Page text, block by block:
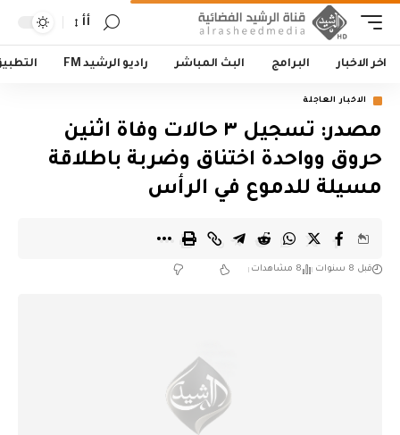
أأ
اخر الاخبار البرامج البث المباشر راديو الرشيد FM
الاخبار العاجلة
مصدر: تسجيل ٣ حالات وفاة اثنين
حروق وواحدة اختناق وضربة باطلاقة
مسيلة للدموع في الرأس
قبل 8 سنوات 8 مشاهدات